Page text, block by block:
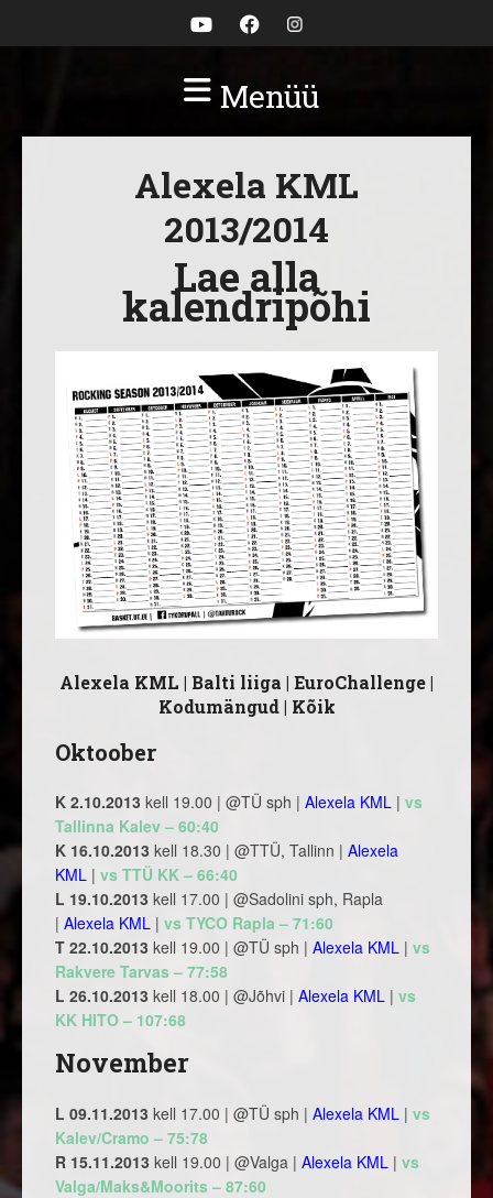
Menüü
Alexela KML
2013/2014
Lae alla
kalendripõhi
Alexela KML | Balti liiga | EuroChallenge|
Kodumängud| Kõik
Oktoober
K 2.10.2013 kell 19.00 | @TÜ sph | Alexela KML | vs
Tallinna Kalev – 60:40
K 16.10.2013 kell 18.30 | @TTÜ, Tallinn | Alexela
KML | vs TTÜ KK – 66:40
L 19.10.2013 kell 17.00 | @Sadolini sph, Rapla
| Alexela KML | vs TYCO Rapla – 71:60
T 22.10.2013 kell 19.00 | @TÜ sph | Alexela KML | vs
Rakvere Tarvas – 77:58
L 26.10.2013 kell 18.00 | @Jõhvi | Alexela KML | vs
KK HITO – 107:68
November
L 09.11.2013 kell 17.00 | @TÜ sph | Alexela KML | vs
Kalev/Cramo – 75:78
R 15.11.2013 kell 19.00 | @Valga | Alexela KML | vs
Valga/Maks&Moorits – 87:60